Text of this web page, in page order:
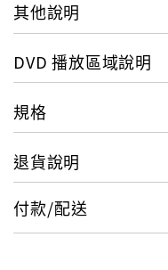
國台灣光復以後等不
築樣式上各個族群也
灣老街建築呈現許多
治變遷，也勾勒出每
現存的老街上更為明
民俗信仰也就是一般
活習慣情感與信仰的
影響而衍生出今天深
其他說明
DVD 播放區域說明
規格
退貨說明
付款/配送